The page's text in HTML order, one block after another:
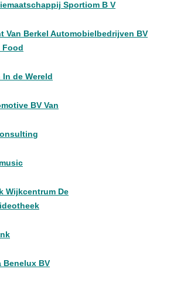
Sportiom B V
Van Berkel Automobielbedrijven BV
Food
In de Wereld
BV Van
Wijkcentrum De
Benelux BV